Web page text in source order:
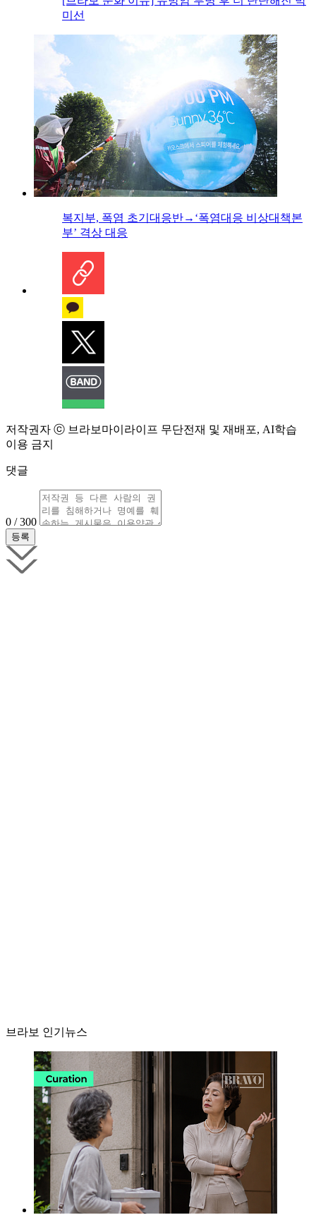
미선
복지부, 폭염 초기대응반→‘폭염대응 비상대책본
부’ 격상 대응
저작권자 ⓒ 브라보마이라이프 무단전재 및 재배포, AI학습
이용 금지
댓글
0 / 300
브라보 인기뉴스